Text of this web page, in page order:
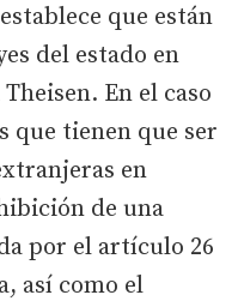
que están
del estado en
En el caso
que tienen que ser
en
de una
por el artículo 26
así como el